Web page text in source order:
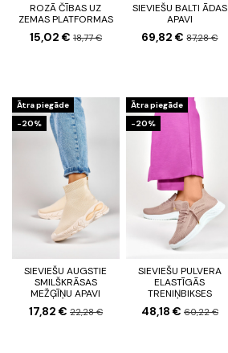
ROZĀ ČĪBAS UZ
ZEMAS PLATFORMAS
15,02 € 18,77 €
SIEVIEŠU BALTI ĀDAS
APAVI
69,82 €87,28 €
Ātra piegāde
-20%
SIEVIEŠU AUGSTIE
SMILŠKRĀSAS
MEŽĢĪŅU APAVI
17,82 € 22,28 €
Ātra piegāde
-20%
SIEVIEŠU PULVERA
ELASTĪGĀS
TRENIŅBIKSES
48,18 € 60,22 €